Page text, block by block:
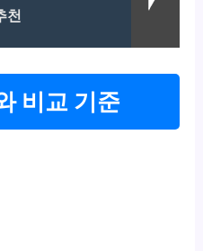
천
비교 기준